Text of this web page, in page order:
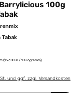
100g
(159,00 € / 1 Kilogramm)
und ggf. zzgl. Versandkosten